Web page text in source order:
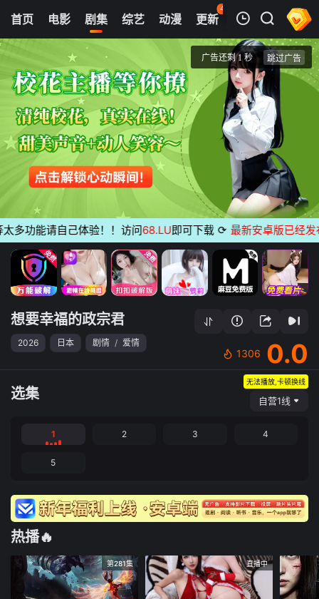
首页 电影 剧集 综艺 动漫 更新
40
热榜 APP
我的观影记录
1
想要幸福的政宗君
清空
能请自己体验！！访问 68.LU即可下载 ⟳ 最新安卓版已经发布无
想要幸福的政宗君
2026 日本 剧情 / 爱情
1306 0.0
选集
无法播放,卡顿换线
自营1线
1 2 3 4
5
热播🔥
第281集 直播中